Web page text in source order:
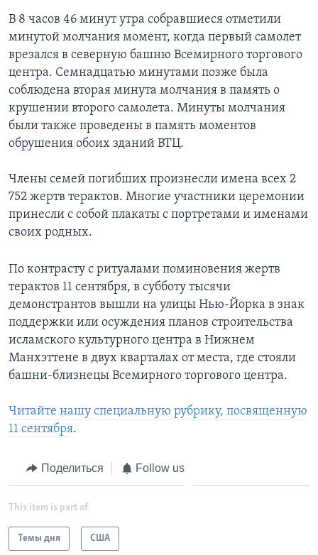
В 8 часов 46 минут утра собравшиеся отметили
минутой молчания момент, когда первый самолет
врезался в северную башню Всемирного торгового
центра. Семнадцатью минутами позже была
соблюдена вторая минута молчания в память о
крушении второго самолета. Минуты молчания
были также проведены в память моментов
обрушения обоих зданий ВТЦ.
Члены семей погибших произнесли имена всех 2
752 жертв терактов. Многие участники церемонии
принесли с собой плакаты с портретами и именами
своих родных.
По контрасту с ритуалами поминовения жертв
терактов 11 сентября, в субботу тысячи
демонстрантов вышли на улицы Нью-Йорка в знак
поддержки или осуждения планов строительства
исламского культурного центра в Нижнем
Манхэттене в двух кварталах от места, где стояли
башни-близнецы Всемирного торгового центра.
Читайте нашу специальную рубрику, посвященную
11 сентября.
Поделиться Follow us
This item is part of
Темы дня США